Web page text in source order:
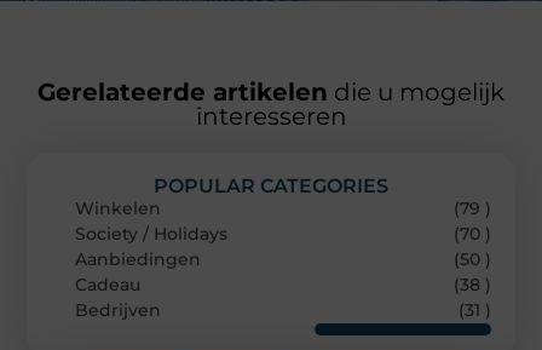
Gerelateerde artikelen die u mogelijk
interesseren
POPULAR CATEGORIES
Winkelen
(79 )
Society / Holidays
(70 )
Aanbiedingen
(50 )
Cadeau
(38 )
Bedrijven
(31 )